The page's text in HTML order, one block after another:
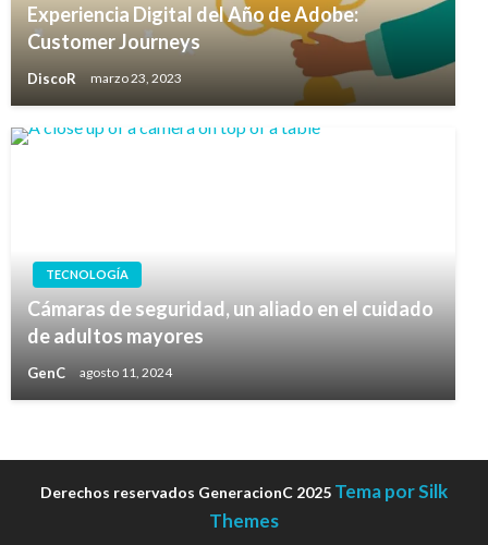
Experiencia Digital del Año de Adobe:
Customer Journeys
DiscoR marzo 23, 2023
TECNOLOGÍA
Cámaras de seguridad, un aliado en el cuidado
de adultos mayores
GenC agosto 11, 2024
Derechos reservados GeneracionC 2025 Tema por Silk
Themes